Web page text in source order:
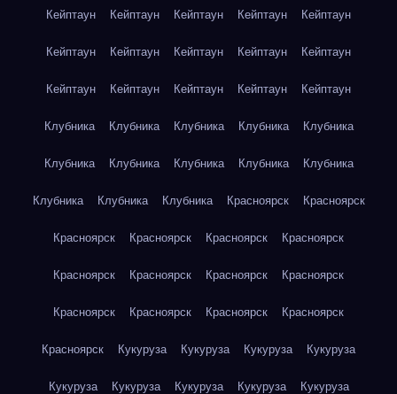
Кейптаун Кейптаун Кейптаун Кейптаун Кейптаун
Кейптаун Кейптаун Кейптаун Кейптаун Кейптаун
Кейптаун Кейптаун Кейптаун Кейптаун Кейптаун
Клубника Клубника Клубника Клубника Клубника
Клубника Клубника Клубника Клубника Клубника
Клубника Клубника Клубника Красноярск Красноярск
Красноярск Красноярск Красноярск Красноярск
Красноярск Красноярск Красноярск Красноярск
Красноярск Красноярск Красноярск Красноярск
Красноярск Кукуруза Кукуруза Кукуруза Кукуруза
Кукуруза Кукуруза Кукуруза Кукуруза Кукуруза